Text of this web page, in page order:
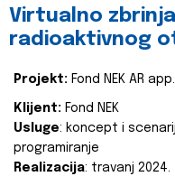
Virtualno
radioaktivnog
Projekt: Fond NEK AR
Klijent: Fond NEK
Usluge: koncept i
programiranje
Realizacija: travanj 2024.